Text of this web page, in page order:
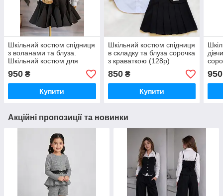
Шкільний костюм спідниця
з воланами та блуза.
Шкільний костюм для
дівчинки зі спідницею
Блуза та спідниця для
дівчаток
950 ₴
Купити
Шкільний костюм спідниця
в складку та блуза сорочка
з краваткою (128р)
850₴
Купити
950
Акційні пропозиції та новинки